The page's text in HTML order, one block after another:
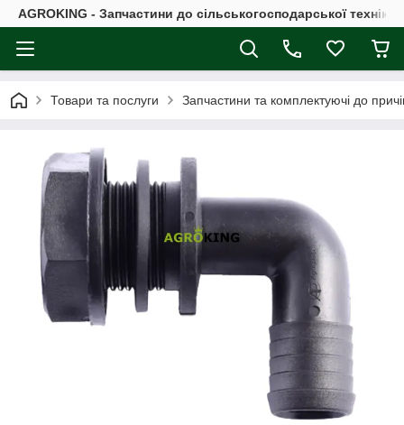
AGROKING - Запчастини до сільськогосподарської
Товари та послуги Запчастини та комплектуючі до